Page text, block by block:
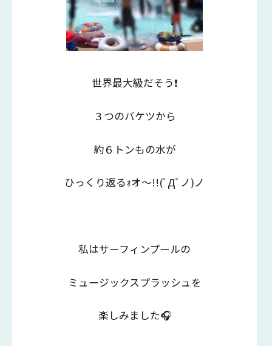
世界最大級だそう❗️
３つのバケツから
約６トンもの水が
ひっくり返るｫオ～!!(ﾟДﾟノ)ノ
私はサーフィンプールの
ミュージックスプラッシュを
楽しみました🎧